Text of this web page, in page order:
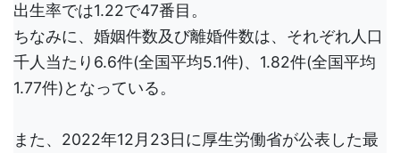
出生率では1.22で47番目。
ちなみに、婚姻件数及び離婚件数は、それぞれ人口
千人当たり6.6件(全国平均5.1件)、1.82件(全国平均
1.77件)となっている。
また、2022年12月23日に厚生労働省が公表した最